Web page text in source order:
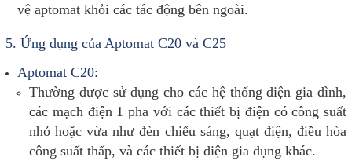
vệ aptomat khỏi các tác động bên ngoài.
5. Ứng dụng của Aptomat C20 và C25
Aptomat C20:
Thường được sử dụng cho các hệ thống điện gia đình,
các mạch điện 1 pha với các thiết bị điện có công suất
nhỏ hoặc vừa như đèn chiếu sáng, quạt điện, điều hòa
công suất thấp, và các thiết bị điện gia dụng khác.